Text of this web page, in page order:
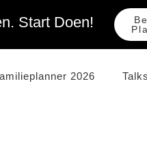
Start Doen!
2026 Talks